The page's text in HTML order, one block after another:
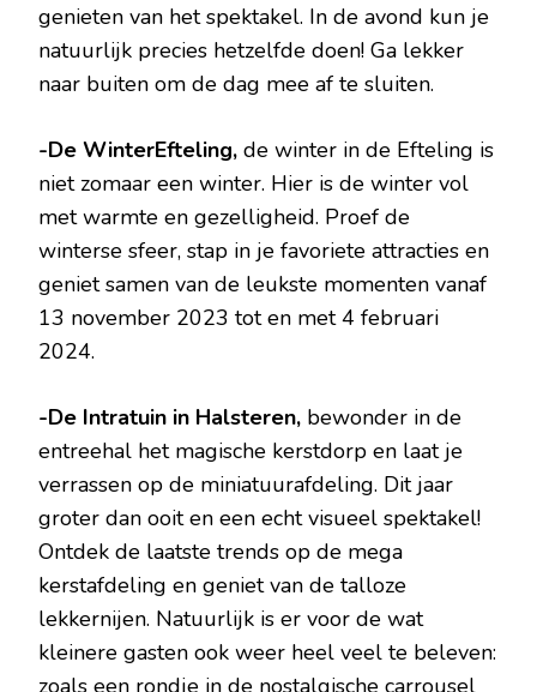
genieten van het spektakel. In de avond kun je
natuurlijk precies hetzelfde doen! Ga lekker
naar buiten om de dag mee af te sluiten.
-De WinterEfteling, de winter in de Efteling is
niet zomaar een winter. Hier is de winter vol
met warmte en gezelligheid. Proef de
winterse sfeer, stap in je favoriete attracties en
geniet samen van de leukste momenten vanaf
13 november 2023 tot en met 4 februari
2024.
-De Intratuin in Halsteren, bewonder in de
entreehal het magische kerstdorp en laat je
verrassen op de miniatuurafdeling. Dit jaar
groter dan ooit en een echt visueel spektakel!
Ontdek de laatste trends op de mega
kerstafdeling en geniet van de talloze
lekkernijen. Natuurlijk is er voor de wat
kleinere gasten ook weer heel veel te beleven:
zoals een rondje in de nostalgische carrousel